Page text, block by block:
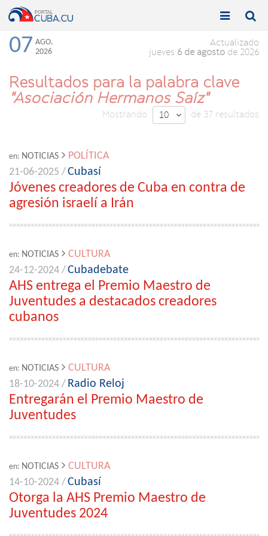
Toggle

Toggle

07 AGO.
2026
Actualizado
jueves 6 de agosto de 2026
Resultados para la palabra clave
"Asociación Hermanos Saíz"
Mostrando 10  de 37 resultados
en: NOTICIAS
POLÍTICA
21-06-2025 /Cubasí
Jóvenes creadores de Cuba en contra de
agresión israelí a Irán
en: NOTICIAS
CULTURA
24-12-2024 /Cubadebate
AHS entrega el Premio Maestro de
Juventudes a destacados creadores
cubanos
en: NOTICIAS
CULTURA
18-10-2024 / Radio Reloj
Entregarán el Premio Maestro de
Juventudes
en: NOTICIAS
CULTURA
14-10-2024 /Cubasí
Otorga la AHS Premio Maestro de
Juventudes 2024